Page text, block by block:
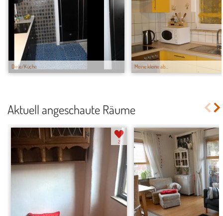
Diele/Küche Meine kleine ab...
Aktuell angeschaute Räume
2